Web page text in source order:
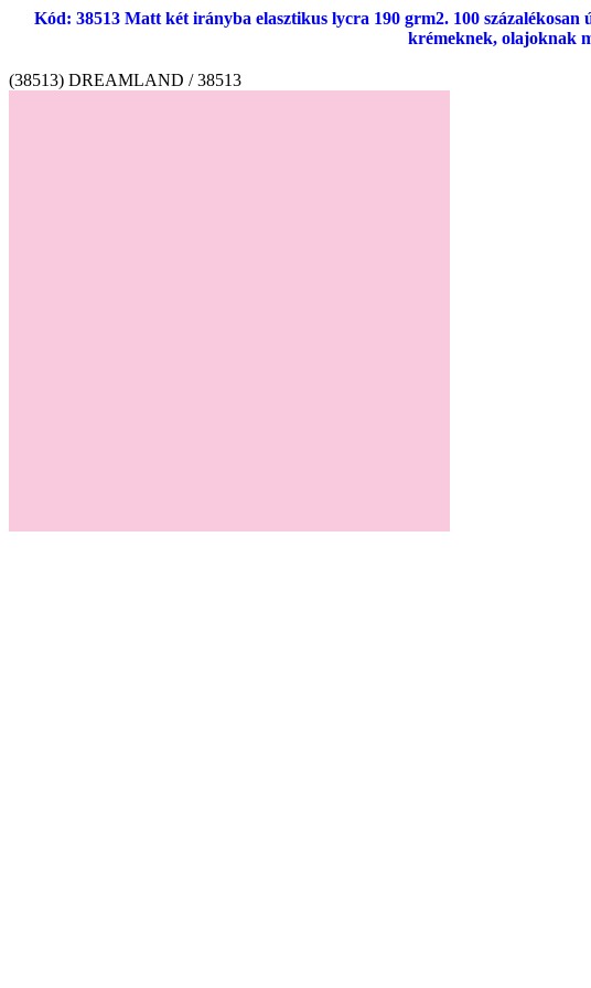
Kód: 38513 Matt két irányba elasztikus lycra 190 grm2. 100
krémeknek, olajoknak
(38513) DREAMLAND / 38513